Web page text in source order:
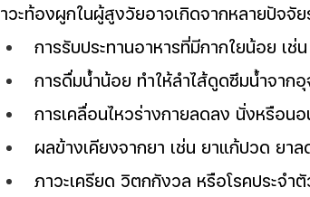
วะท้องผูกในผู้สูงวัยอาจเกิดจากหลายปัจจัย
การรับประทานอาหารที่มีกากใยน้อย เช่
การดื่มน้ำน้อย ทำให้ลำไส้ดูดซึมน้ำจาก
การเคลื่อนไหวร่างกายลดลง นั่งหรือน
ผลข้างเคียงจากยา เช่น ยาแก้ปวด ยา
ภาวะเครียด วิตกกังวล หรือโรคประจำ